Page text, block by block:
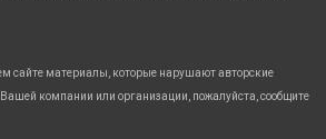
сайте материалы, которые нарушают авторские
компании или организации, пожалуйста, сообщите